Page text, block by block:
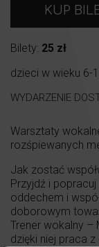
KUP
Bilety: 25 zł
dzieci w wieku 6-
WYDARZENIE
Warsztaty
rozśpiewanych
Jak zostać
Przyjdź i
oddechem i
doborowym
Trener wokalny –
dzięki niej praca